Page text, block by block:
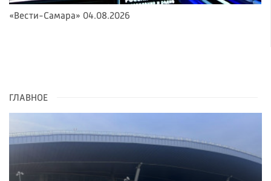
«Вести-Самара» 04.08.2026
ГЛАВНОЕ